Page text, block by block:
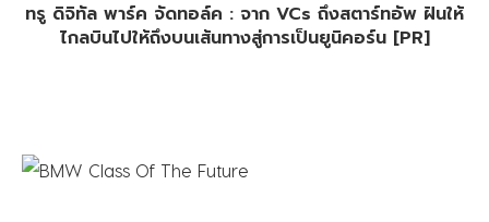
ทรู ดิจิทัล พาร์ค จัดทอล์ค : จาก VCs ถึงสตาร์ทอัพ ฝันให้
ไกลบินไปให้ถึงบนเส้นทางสู่การเป็นยูนิคอร์น [PR]